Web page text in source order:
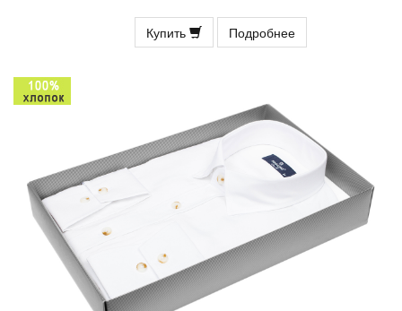
Купить Подробнее